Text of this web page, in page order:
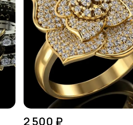
2 500 ₽